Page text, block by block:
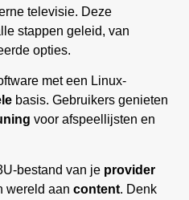
televisie. Deze
stappen geleid, van
opties.
met een Linux-
basis. Gebruikers genieten
voor afspeellijsten en
bestand van je provider
wereld aan content. Denk